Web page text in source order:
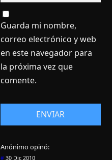
Guarda mi nombre,
correo electrónico y web
en este navegador para
la próxima vez que
comente.
Anónimo opinó:
#30 Dic 2010